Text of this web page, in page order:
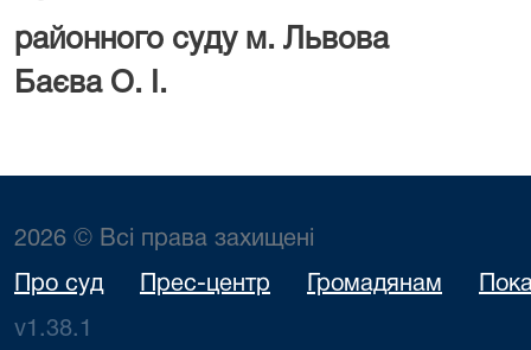
районного
Баєва О. І.
2026 © Всі права захищені
Про суд Прес-центр Громадянам
v1.38.1